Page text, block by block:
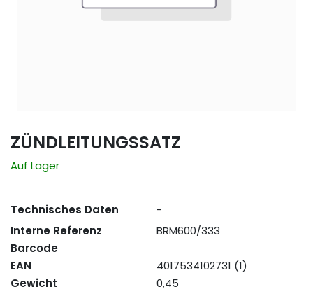
ZÜNDLEITUNGSSATZ
Auf Lager
Technisches Daten
-
Interne Referenz
BRM600/333
Barcode
EAN
4017534102731 (1)
Gewicht
0,45